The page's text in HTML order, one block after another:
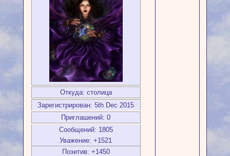
Откуда: столица
Зарегистрирован: 5th Dec 2015
Приглашений: 0
Сообщений: 1805
Уважение: +1521
Позитив: +1450